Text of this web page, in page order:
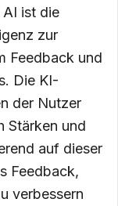
ist die
zur
Feedback und
Die KI-
der Nutzer
Stärken und
auf dieser
Feedback,
verbessern